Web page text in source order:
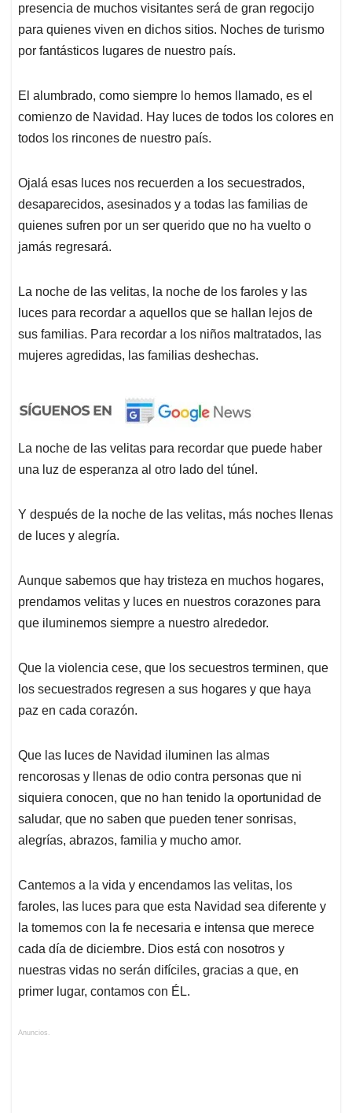
presencia de muchos visitantes será de gran regocijo
para quienes viven en dichos sitios. Noches de turismo
por fantásticos lugares de nuestro país.
El alumbrado, como siempre lo hemos llamado, es el
comienzo de Navidad. Hay luces de todos los colores en
todos los rincones de nuestro país.
Ojalá esas luces nos recuerden a los secuestrados,
desaparecidos, asesinados y a todas las familias de
quienes sufren por un ser querido que no ha vuelto o
jamás regresará.
La noche de las velitas, la noche de los faroles y las
luces para recordar a aquellos que se hallan lejos de
sus familias. Para recordar a los niños maltratados, las
mujeres agredidas, las familias deshechas.
La noche de las velitas para recordar que puede haber
una luz de esperanza al otro lado del túnel.
Y después de la noche de las velitas, más noches llenas
de luces y alegría.
Aunque sabemos que hay tristeza en muchos hogares,
prendamos velitas y luces en nuestros corazones para
que iluminemos siempre a nuestro alrededor.
Que la violencia cese, que los secuestros terminen, que
los secuestrados regresen a sus hogares y que haya
paz en cada corazón.
Que las luces de Navidad iluminen las almas
rencorosas y llenas de odio contra personas que ni
siquiera conocen, que no han tenido la oportunidad de
saludar, que no saben que pueden tener sonrisas,
alegrías, abrazos, familia y mucho amor.
Cantemos a la vida y encendamos las velitas, los
faroles, las luces para que esta Navidad sea diferente y
la tomemos con la fe necesaria e intensa que merece
cada día de diciembre. Dios está con nosotros y
nuestras vidas no serán difíciles, gracias a que, en
primer lugar, contamos con ÉL.
Anuncios.